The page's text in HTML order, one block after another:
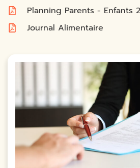
Planning Parents - Enfants
Journal Alimentaire